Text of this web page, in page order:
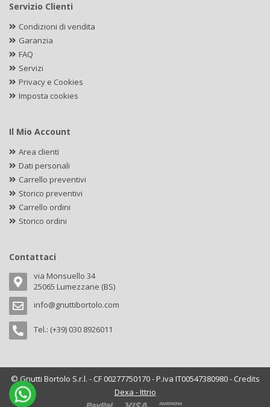
Servizio Clienti
Condizioni di vendita
Garanzia
FAQ
Servizi
Privacy e Cookies
Imposta cookies
Il Mio Account
Area clienti
Dati personali
Carrello preventivi
Storico preventivi
Carrello ordini
Storico ordini
Contattaci
via Monsuello 34
25065 Lumezzane (BS)
info@gnuttibortolo.com
Tel.: (+39) 030 8926011
© Gnutti Bortolo S.r.l. - CF 00277750170 - P.iva IT00547380980 - Credits
Dexa - Ittrio